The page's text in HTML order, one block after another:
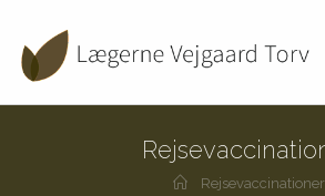
Rejsevaccinationer